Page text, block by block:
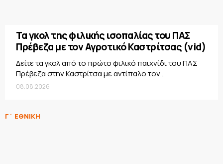
Τα γκολ της φιλικής ισοπαλίας του ΠΑΣ
Πρέβεζα με τον Αγροτικό Καστρίτσας (vid)
Δείτε τα γκολ από το πρώτο φιλικό παιχνίδι του ΠΑΣ
Πρέβεζα στην Καστρίτσα με αντίπαλο τον...
08.08.2026
Γ΄ ΕΘΝΙΚΗ